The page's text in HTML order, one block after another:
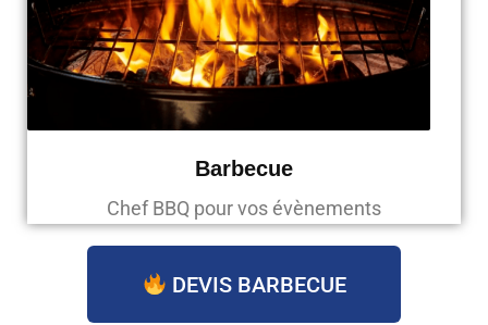
Barbecue
Chef BBQ pour vos évènements
DEVIS BARBECUE